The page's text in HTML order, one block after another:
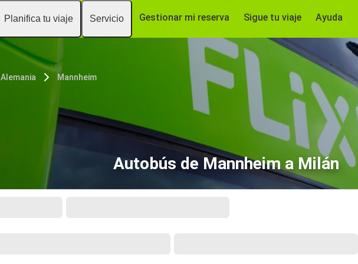
Planifica tu viaje Servicio Gestionar mi reserva Sigue tu viaje Ayuda
Alemania Mannheim
Autobús de Mannheim a Milán